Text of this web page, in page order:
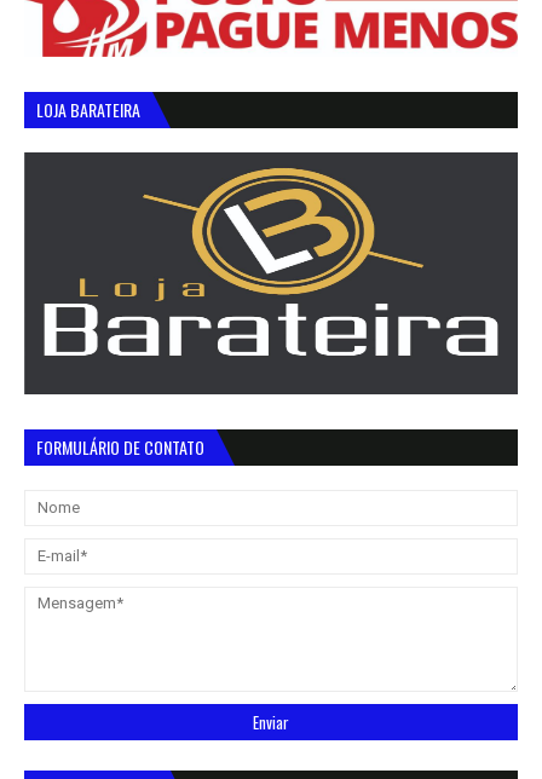
LOJA BARATEIRA
FORMULÁRIO DE CONTATO